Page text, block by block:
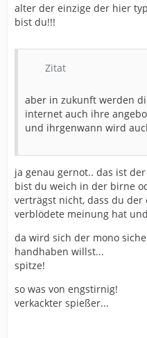
alter der einzige der hier
bist du!!!
Zitat
aber in zukunft werden
internet auch ihre
und ihrgenwann wird
ja genau gernot.. das ist
bist du weich in der birne
verträgst nicht, dass du der
verblödete meinung hat
da wird sich der mono
handhaben willst...
spitze!
so was von engstirnig!
verkackter spießer...